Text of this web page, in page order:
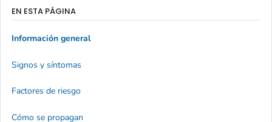
EN ESTA PÁGINA
Información general
Signos y síntomas
Factores de riesgo
Cómo se propagan